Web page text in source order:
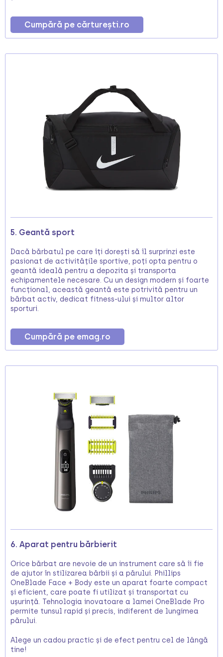
Cumpără pe cărturești.ro
5. Geantă sport
Dacă bărbatul pe care îți dorești să îl surprinzi este
pasionat de activitățile sportive, poți opta pentru o
geantă ideală pentru a depozita și transporta
echipamentele necesare. Cu un design modern și foarte
funcțional, această geantă este potrivită pentru un
bărbat activ, dedicat fitness-ului și multor altor
sporturi.
Cumpără pe emag.ro
6. Aparat pentru bărbierit
Orice bărbat are nevoie de un instrument care să îi fie
de ajutor în stilizarea bărbii și a părului. Phillips
OneBlade Face + Body este un aparat foarte compact
și eficient, care poate fi utilizat și transportat cu
ușurință. Tehnologia inovatoare a lamei OneBlade Pro
permite tunsul rapid și precis, indiferent de lungimea
părului.
Alege un cadou practic și de efect pentru cel de lângă
tine!